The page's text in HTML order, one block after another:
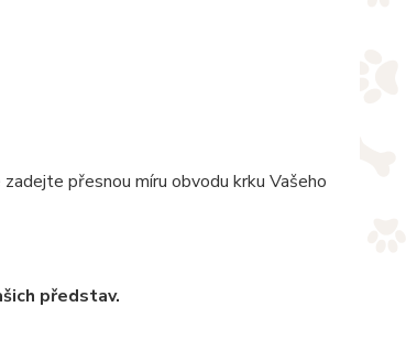
přesnou míru obvodu krku Vašeho
představ.